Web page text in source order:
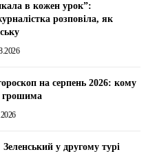
в кожен урок”:
розповіла, як
на серпень 2026: кому
грошима
у другому турі